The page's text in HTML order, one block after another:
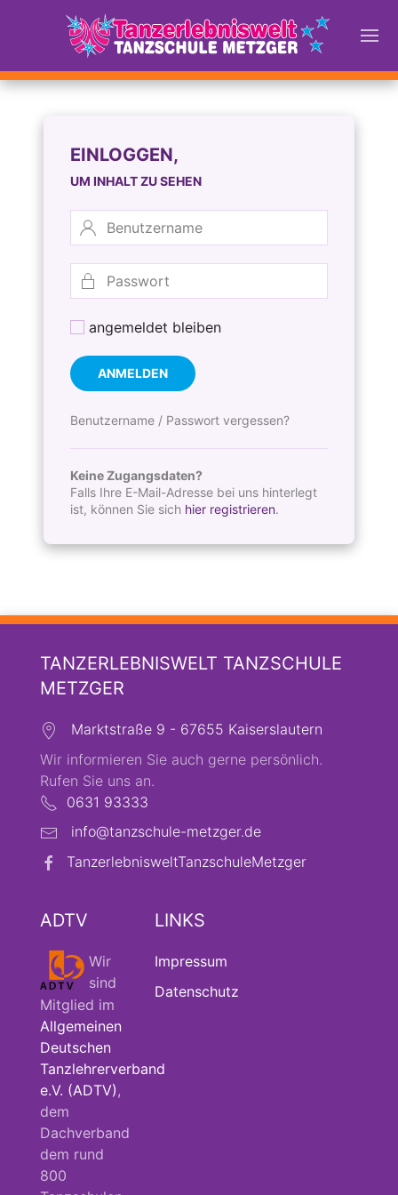
EINLOGGEN,
UM INHALT ZU SEHEN
angemeldet bleiben
ANMELDEN
Benutzername / Passwort vergessen?
Keine Zugangsdaten?
Falls Ihre E-Mail-Adresse bei uns hinterlegt
ist, können Sie sich hier registrieren.
TANZERLEBNISWELT TANZSCHULE
METZGER
Marktstraße 9 - 67655 Kaiserslautern
Wir informieren Sie auch gerne persönlich.
Rufen Sie uns an.
0631 93333
info@tanzschule-metzger.de
TanzerlebnisweltTanzschuleMetzger
ADTV
Wir
sind
Mitglied im
Allgemeinen
Deutschen
Tanzlehrerverband
e.V. (ADTV) ,
dem
Dachverband
dem rund
800
LINKS
Impressum
Datenschutz